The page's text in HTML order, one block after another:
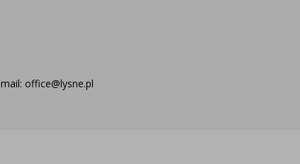
office@lysne.pl